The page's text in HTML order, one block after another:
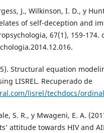
J., Wilkinson, I. D., y
of self-deception and
67(1), 159-174.
Structural equation
LISREL. Recuperado de
lisrel/techdocs/
S. R., y Mwageni, E. A.
attitude towards HIV and